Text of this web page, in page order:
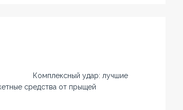
Комплексный удар: лучшие
средства от прыщей